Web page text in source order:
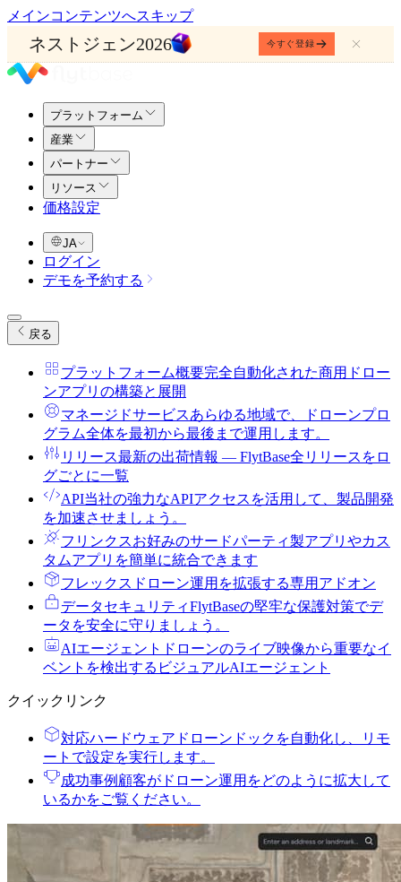
メインコンテンツへスキップ
ネストジェン2026 今すぐ登録
プラットフォーム
産業
パートナー
リソース
価格設定
JA
ログイン
デモを予約する
戻る
プラットフォーム概要完全自動化された商用ドロー
ンアプリの構築と展開
マネージドサービスあらゆる地域で、ドローンプロ
グラム全体を最初から最後まで運用します。
リリース最新の出荷情報 ― FlytBase全リリースをロ
グごとに一覧
API当社の強力なAPIアクセスを活用して、製品開発
を加速させましょう。
フリンクスお好みのサードパーティ製アプリやカス
タムアプリを簡単に統合できます
フレックス ドローン運用を拡張する専用アドオン
データセキュリティFlytBaseの堅牢な保護対策でデ
ータを安全に守りましょう。
AIエージェント ドローンのライブ映像から重要なイ
ベントを検出するビジュアルAIエージェント
クイックリンク
対応ハードウェア ドローンドックを自動化し、リモ
ートで設定を実行します。
成功事例 顧客がドローン運用をどのように拡大して
いるかをご覧ください。